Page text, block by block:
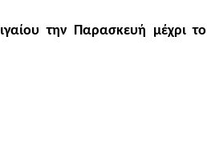
την Παρασκευή μέχρι το